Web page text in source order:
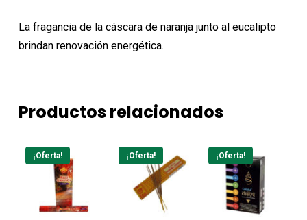
La fragancia de la cáscara de naranja junto al eucalipto
brindan renovación energética.
Productos relacionados
¡Oferta! ¡Oferta! ¡Oferta!